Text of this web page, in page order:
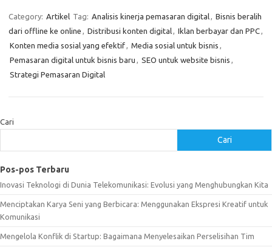
Category: Artikel Tag: Analisis kinerja pemasaran digital, Bisnis beralih
dari offline ke online , Distribusi konten digital, Iklan berbayar dan PPC,
Konten media sosial yang efektif, Media sosial untuk bisnis ,
Pemasaran digital untuk bisnis baru , SEO untuk website bisnis ,
Strategi Pemasaran Digital
Cari
Cari
Pos-pos Terbaru
Inovasi Teknologi di Dunia Telekomunikasi: Evolusi yang Menghubungkan Kita
Menciptakan Karya Seni yang Berbicara: Menggunakan Ekspresi Kreatif untuk
Komunikasi
Mengelola Konflik di Startup: Bagaimana Menyelesaikan Perselisihan Tim